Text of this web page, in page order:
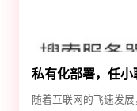
私有化部署，任
随着互联网的飞速发